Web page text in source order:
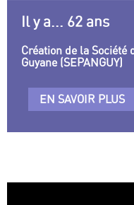
Il y a... 62 ans
Création de la Société
Guyane (SEPANGUY)
EN SAVOIR PLUS